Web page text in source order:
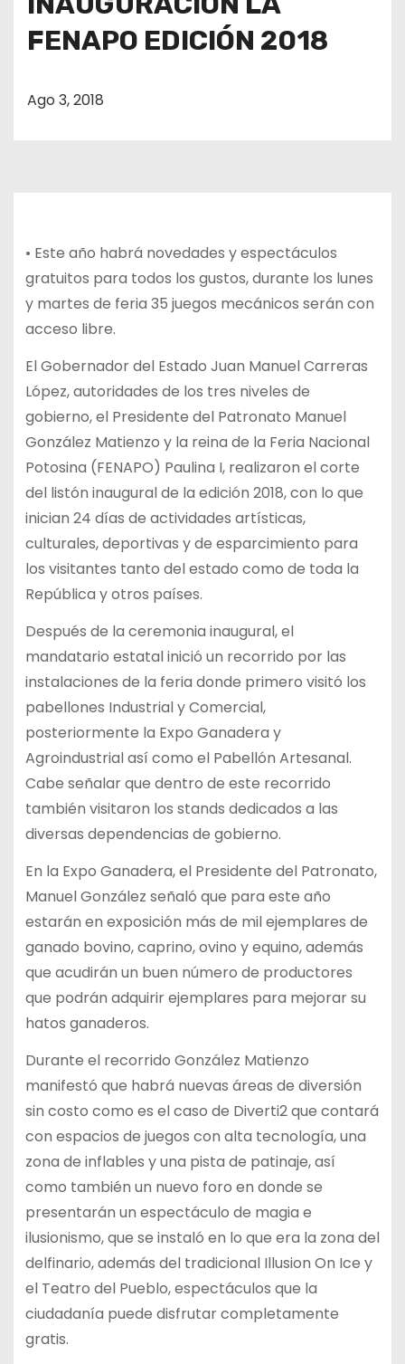
FENAPO EDICIÓN 2018
Ago 3, 2018
• Este año habrá novedades y espectáculos
gratuitos para todos los gustos, durante los lunes
y martes de feria 35 juegos mecánicos serán con
acceso libre.
El Gobernador del Estado Juan Manuel Carreras
López, autoridades de los tres niveles de
gobierno, el Presidente del Patronato Manuel
González Matienzo y la reina de la Feria Nacional
Potosina (FENAPO) Paulina I, realizaron el corte
del listón inaugural de la edición 2018, con lo que
inician 24 días de actividades artísticas,
culturales, deportivas y de esparcimiento para
los visitantes tanto del estado como de toda la
República y otros países.
Después de la ceremonia inaugural, el
mandatario estatal inició un recorrido por las
instalaciones de la feria donde primero visitó los
pabellones Industrial y Comercial,
posteriormente la Expo Ganadera y
Agroindustrial así como el Pabellón Artesanal.
Cabe señalar que dentro de este recorrido
también visitaron los stands dedicados a las
diversas dependencias de gobierno.
En la Expo Ganadera, el Presidente del Patronato,
Manuel González señaló que para este año
estarán en exposición más de mil ejemplares de
ganado bovino, caprino, ovino y equino, además
que acudirán un buen número de productores
que podrán adquirir ejemplares para mejorar su
hatos ganaderos.
Durante el recorrido González Matienzo
manifestó que habrá nuevas áreas de diversión
sin costo como es el caso de Diverti2 que contará
con espacios de juegos con alta tecnología, una
zona de inflables y una pista de patinaje, así
como también un nuevo foro en donde se
presentarán un espectáculo de magia e
ilusionismo, que se instaló en lo que era la zona del
delfinario, además del tradicional Illusion On Ice y
el Teatro del Pueblo, espectáculos que la
ciudadanía puede disfrutar completamente
gratis.